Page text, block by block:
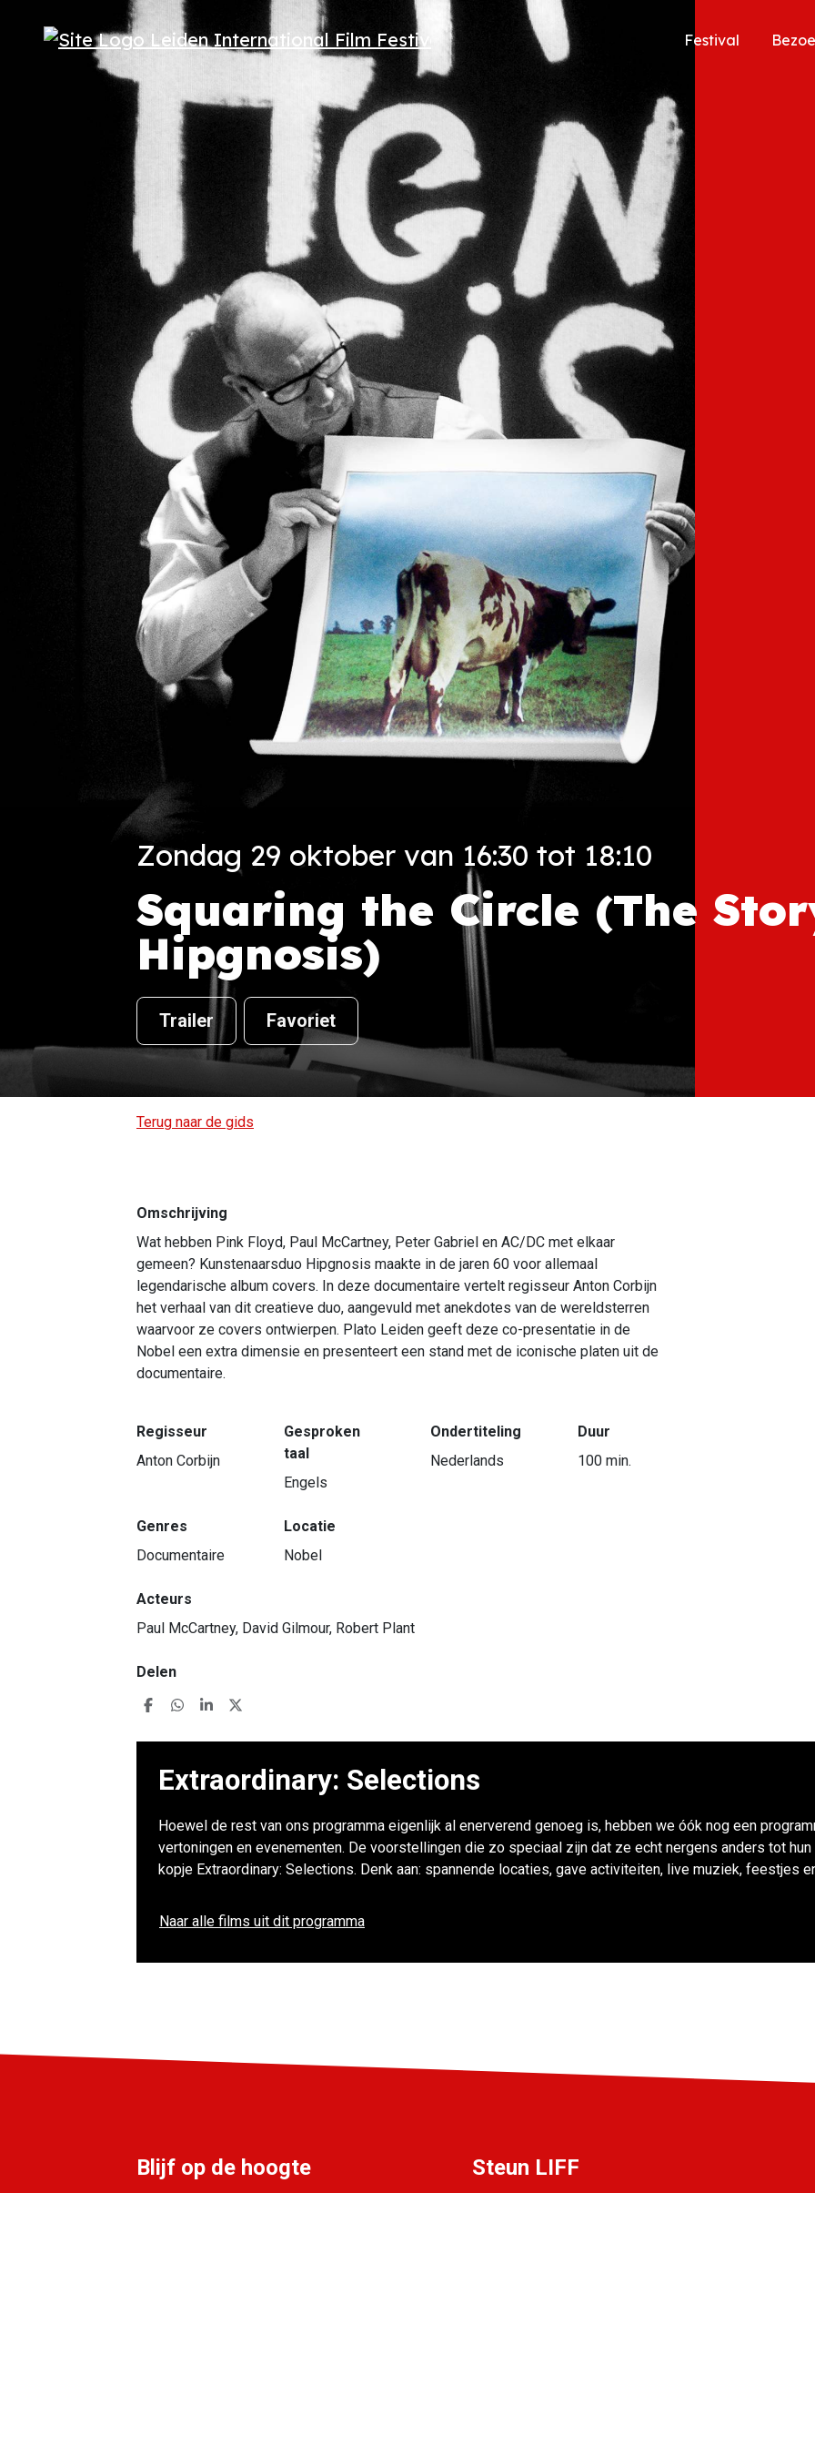
Festival
Zondag 29 oktober van 16:30 tot 18:10
Squaring the Circle (The
Hipgnosis)
Trailer Favoriet
Terug naar de gids
Omschrijving
Wat hebben Pink Floyd, Paul McCartney, Peter Gabriel en AC/DC met elkaar
gemeen? Kunstenaarsduo Hipgnosis maakte in de jaren 60 voor allemaal
legendarische album covers. In deze documentaire vertelt regisseur Anton Corbijn
het verhaal van dit creatieve duo, aangevuld met anekdotes van de wereldsterren
waarvoor ze covers ontwierpen. Plato Leiden geeft deze co-presentatie in de
Nobel een extra dimensie en presenteert een stand met de iconische platen uit de
documentaire.
Regisseur
Anton Corbijn
Gesproken
taal
Engels
Ondertiteling
Nederlands
Duur
100 min.
Genres
Documentaire
Locatie
Nobel
Acteurs
Paul McCartney, David Gilmour, Robert Plant
Delen
Extraordinary: Selections
Hoewel de rest van ons programma eigenlijk al enerverend genoeg is, hebben we óók nog een
vertoningen en evenementen. De voorstellingen die zo speciaal zijn dat ze echt nergens anders tot
kopje Extraordinary: Selections. Denk aan: spannende locaties, gave activiteiten, live muziek, feestjes
Naar alle films uit dit programma
Blijf op de hoogte Steun LIFF